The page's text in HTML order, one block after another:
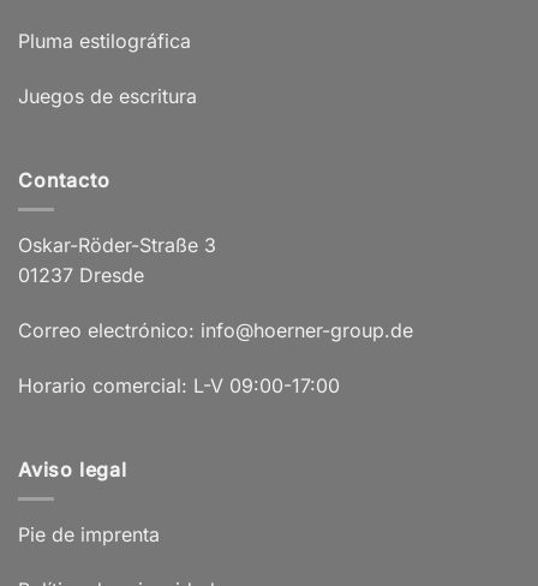
Pluma estilográfica
Juegos de escritura
Contacto
Oskar-Röder-Straße 3
01237 Dresde
Correo electrónico: info@hoerner-group.de
Horario comercial: L-V 09:00-17:00
Aviso legal
Pie de imprenta